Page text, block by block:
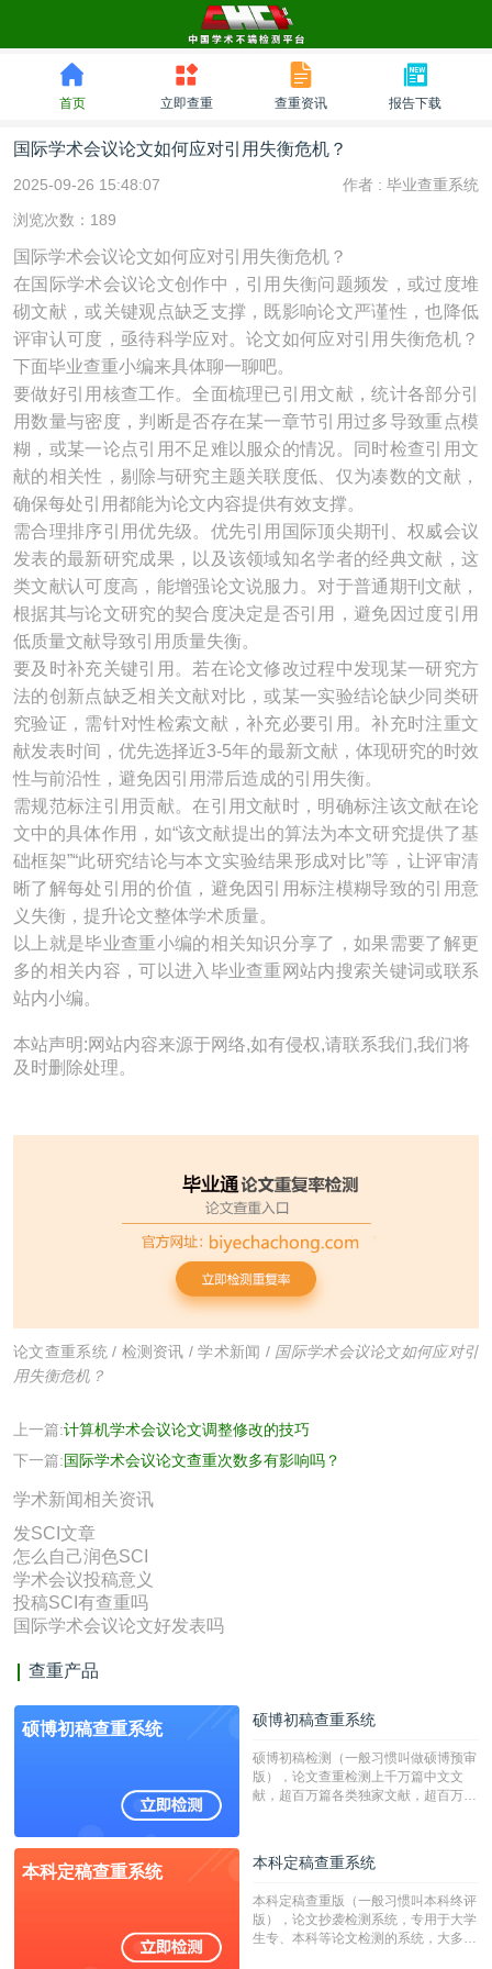
首页 立即查重 查重资讯 报告下载
国际学术会议论文如何应对引用失衡危机？
2025-09-26 15:48:07 作者 : 毕业查重系统
浏览次数：189
国际学术会议论文如何应对引用失衡危机？
在国际学术会议论文创作中，引用失衡问题频发，或过度堆
砌文献，或关键观点缺乏支撑，既影响论文严谨性，也降低
评审认可度，亟待科学应对。论文如何应对引用失衡危机？
下面毕业查重小编来具体聊一聊吧。
要做好引用核查工作。全面梳理已引用文献，统计各部分引
用数量与密度，判断是否存在某一章节引用过多导致重点模
糊，或某一论点引用不足难以服众的情况。同时检查引用文
献的相关性，剔除与研究主题关联度低、仅为凑数的文献，
确保每处引用都能为论文内容提供有效支撑。
需合理排序引用优先级。优先引用国际顶尖期刊、权威会议
发表的最新研究成果，以及该领域知名学者的经典文献，这
类文献认可度高，能增强论文说服力。对于普通期刊文献，
根据其与论文研究的契合度决定是否引用，避免因过度引用
低质量文献导致引用质量失衡。
要及时补充关键引用。若在论文修改过程中发现某一研究方
法的创新点缺乏相关文献对比，或某一实验结论缺少同类研
究验证，需针对性检索文献，补充必要引用。补充时注重文
献发表时间，优先选择近3-5年的最新文献，体现研究的时效
性与前沿性，避免因引用滞后造成的引用失衡。
需规范标注引用贡献。在引用文献时，明确标注该文献在论
文中的具体作用，如“该文献提出的算法为本文研究提供了基
础框架”“此研究结论与本文实验结果形成对比”等，让评审清
晰了解每处引用的价值，避免因引用标注模糊导致的引用意
义失衡，提升论文整体学术质量。
以上就是毕业查重小编的相关知识分享了，如果需要了解更
多的相关内容，可以进入毕业查重网站内搜索关键词或联系
站内小编。
本站声明:网站内容来源于网络,如有侵权,请联系我们,我们将
及时删除处理。
论文查重系统/ 检测资讯 /学术新闻 / 国际学术会议论文如何应对引
用失衡危机？
上一篇:计算机学术会议论文调整修改的技巧​
下一篇:国际学术会议论文查重次数多有影响吗？
学术新闻相关资讯
发SCI文章
怎么自己润色SCI
学术会议投稿意义
投稿SCI有查重吗
国际学术会议论文好发表吗
查重产品
硕博初稿查重系统 硕博初稿查重系统
硕博初稿检测（一般习惯叫做硕博预审
版），论文查重检测上千万篇中文文
献，超百万篇各类独家文献，超百万港
校用来检测硕博论文的系统，检测范围
广，数据来源真实，检测算法合理!本
字符数30万）
本科定稿查重系统 本科定稿查重系统
本科定稿查重版（一般习惯叫本科终评
版），论文抄袭检测系统，专用于大学
生专、本科等论文检测的系统，大多数